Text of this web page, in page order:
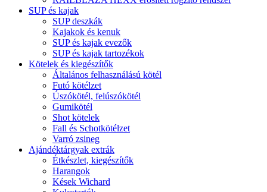
SUP és kajak
SUP deszkák
Kajakok és kenuk
SUP és kajak evezők
SUP és kajak tartozékok
Kötelek és kiegészítők
Általános felhasználású kötél
Futó kötélzet
Úszókötél, felúszókötél
Gumikötél
Shot kötelek
Fall és Schotkötélzet
Varró zsineg
Ajándéktárgyak extrák
Étkészlet, kiegészítők
Harangok
Kések Wichard